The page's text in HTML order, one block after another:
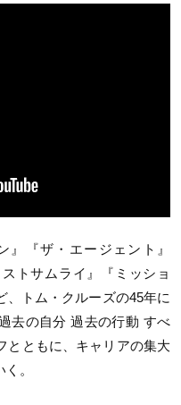
『ザ・エージェント』
トサムライ』『ミッショ
、トム・クルーズの45年に
去の自分 過去の行動 すべ
とともに、キャリアの集大
。